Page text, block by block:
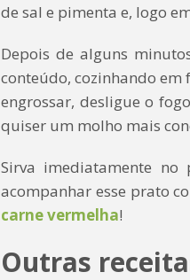
de sal e pimenta e, logo
Depois de alguns
conteúdo, cozinhando em
engrossar, desligue o
quiser um molho mais
Sirva imediatamente no
acompanhar esse prato
carne vermelha!
Outras